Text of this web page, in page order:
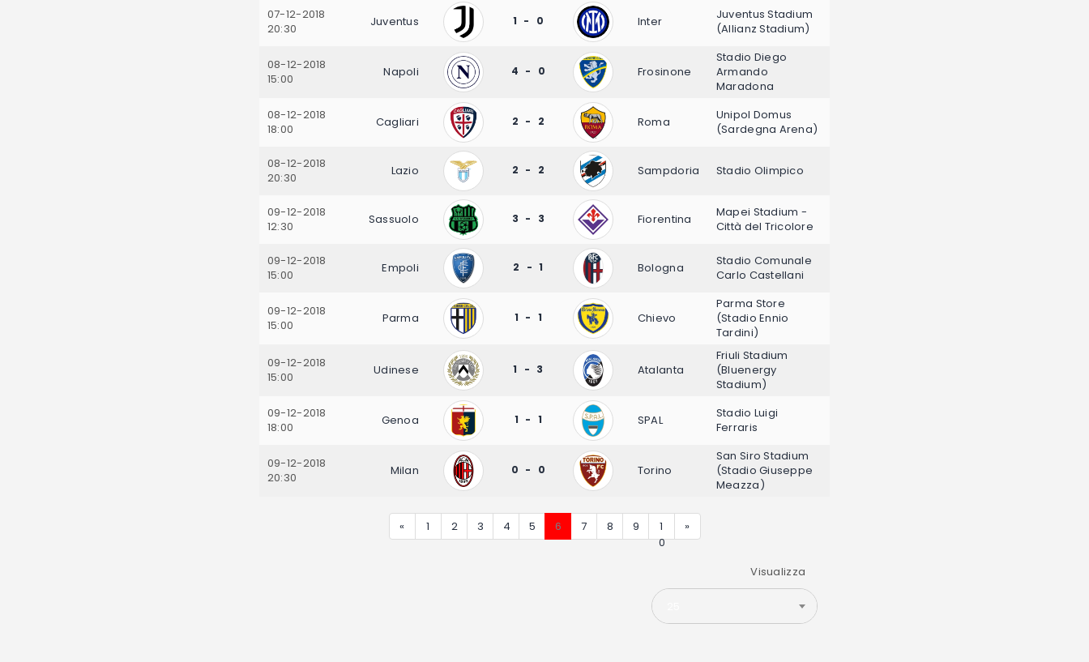
07-12-2018
20:30
Juventus 1 - 0 Inter
Juventus Stadium
(Allianz Stadium)
08-12-2018
15:00
Napoli 4 - 0 Frosinone
Stadio Diego
Armando
Maradona
08-12-2018
18:00
Cagliari 2 - 2 Roma
Unipol Domus
(Sardegna Arena)
08-12-2018
20:30
Lazio 2 - 2 Sampdoria Stadio Olimpico
09-12-2018
12:30
Sassuolo 3 - 3 Fiorentina
Mapei Stadium -
Città del Tricolore
09-12-2018
15:00
Empoli 2 - 1 Bologna
Stadio Comunale
Carlo Castellani
09-12-2018
15:00
Parma 1 - 1 Chievo
Parma Store
(Stadio Ennio
Tardini)
09-12-2018
15:00
Udinese 1 - 3 Atalanta
Friuli Stadium
(Bluenergy
Stadium)
09-12-2018
18:00
Genoa 1 - 1 SPAL
Stadio Luigi
Ferraris
09-12-2018
20:30
Milan 0 - 0 Torino
San Siro Stadium
(Stadio Giuseppe
Meazza)
« 1 2 3 4 5 6 7 8 9
1
0
»
Visualizza